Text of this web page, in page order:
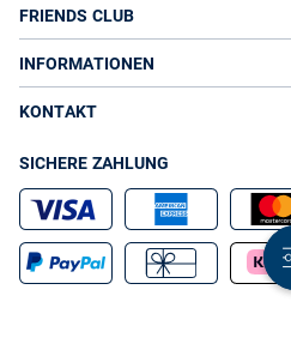
FRIENDS CLUB
INFORMATIONEN
KONTAKT
SICHERE ZAHLUNG